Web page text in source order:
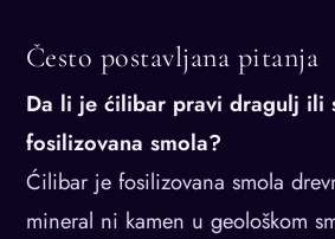
Često postavljana pitanja
Da li je ćilibar pravi dragulj ili
fosilizovana smola?
Ćilibar je fosilizovana smola
mineral ni kamen u geološkom